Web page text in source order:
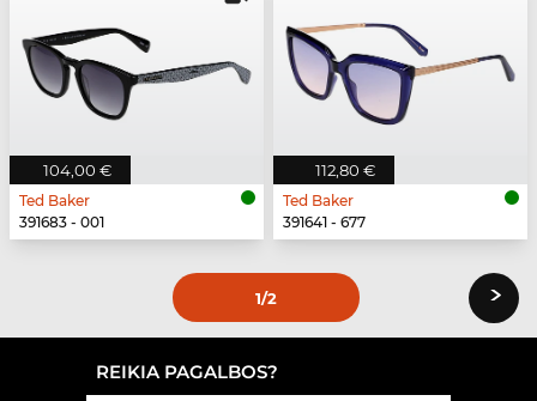
104,00 €
Ted Baker
391683 - 001
112,80 €
Ted Baker
391641 - 677
1/2 ›
REIKIA PAGALBOS?